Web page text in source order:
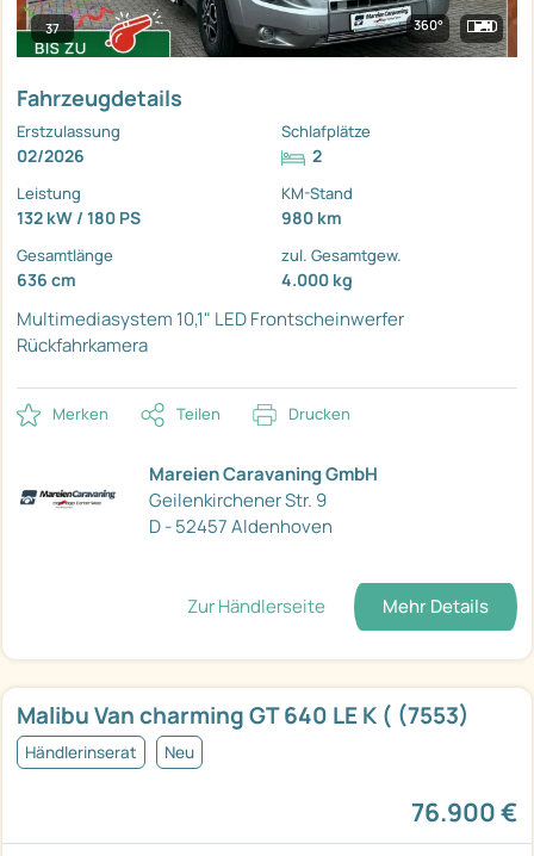
37 360°
Fahrzeugdetails
Erstzulassung
02/2026
Schlafplätze
2
Leistung
132 kW / 180 PS
KM-Stand
980 km
Gesamtlänge
636 cm
zul. Gesamtgew.
4.000 kg
Multimediasystem 10,1" LED Frontscheinwerfer
Rückfahrkamera
Merken Teilen Drucken
Mareien Caravaning GmbH
Geilenkirchener Str. 9
D - 52457 Aldenhoven
Zur Händlerseite Mehr Details
Malibu Van charming GT 640 LE K ( (7553)
Händlerinserat Neu
76.900 €